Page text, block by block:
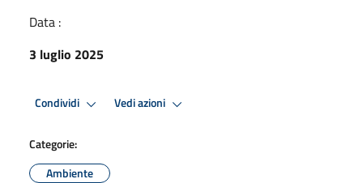
Data :
3 luglio 2025
Condividi Vedi azioni
Categorie:
Ambiente